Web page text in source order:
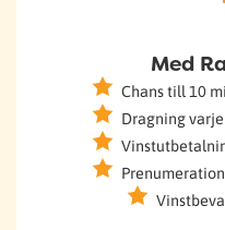
Med
Chans till 10
Dragning